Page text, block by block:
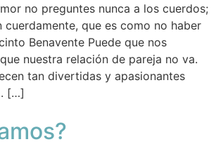
no preguntes nunca a los cuerdos;
cuerdamente, que es como no haber
Benavente Puede que nos
nuestra relación de pareja no va.
tan divertidas y apasionantes
[…]